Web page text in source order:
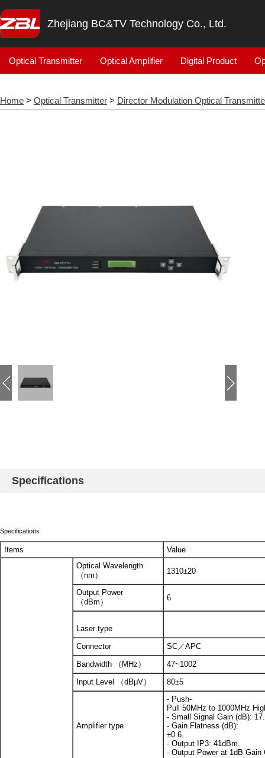
Zhejiang BC&TV Technology Co., Ltd.
Optical Transmitter Optical Amplifier Digital Product
Home > Optical Transmitter > Director Modulation Optical
Specifications
Specifications
Items Value
Optical Wavelength
（nm）
1310±20
Output Power
（dBm）
6
Laser type
Connector
SC／APC
Bandwidth （MHz）
47~1002
Input Level （dBμV）
80±5
Amplifier type
- Push-
Pull 50MHz to 1000MHz
- Small Signal Gain (dB): 17.
- Gain Flatness (dB):
±0.6.
- Output IP3: 41dBm.
- Output Power at 1dB Gain